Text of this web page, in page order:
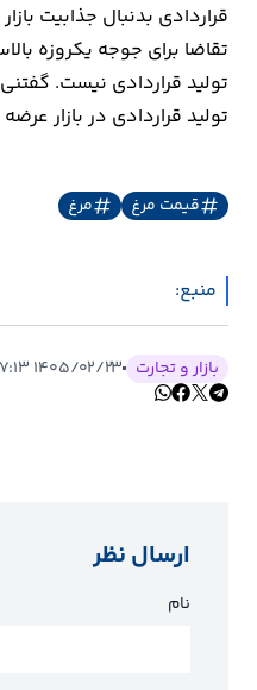
قراردادی بدنبال جذابیت
تقاضا برای جوجه یکروزه
تولید قراردادی در بازار
قیمت مرغ مرغ
منبع:
بازار و تجارت ۱۴۰۵/۰۲/۲۳ ۱۴:۰۷:۱۳
ارسال نظر
نام